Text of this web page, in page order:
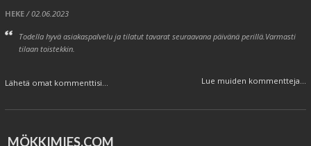
HEKE / 02.06.2023
Todella hyvä asiakaspalvelu ja tilatut tavarat seuraavana päivänä perillä.Varmasti
tilaan toistekkin.
Lähetä omat kommenttisi... Lue muiden kommentteja...
MÖKKIMIES.COM